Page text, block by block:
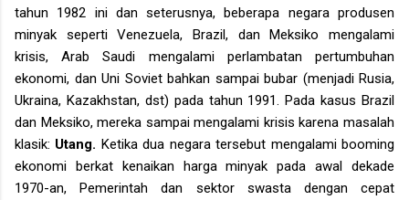
tahun 1982 ini dan seterusnya, beberapa negara produsen
minyak seperti Venezuela, Brazil, dan Meksiko mengalami
krisis, Arab Saudi mengalami perlambatan pertumbuhan
ekonomi, dan Uni Soviet bahkan sampai bubar (menjadi Rusia,
Ukraina, Kazakhstan, dst) pada tahun 1991. Pada kasus Brazil
dan Meksiko, mereka sampai mengalami krisis karena masalah
klasik: Utang. Ketika dua negara tersebut mengalami booming
ekonomi berkat kenaikan harga minyak pada awal dekade
1970-an, Pemerintah dan sektor swasta dengan cepat